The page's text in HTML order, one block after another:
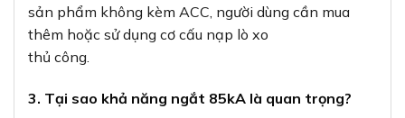
sản phẩm không kèm ACC, người dùng cần mua
thêm hoặc sử dụng cơ cấu nạp lò xo
thủ công.
3. Tại sao khả năng ngắt 85kA là quan trọng?